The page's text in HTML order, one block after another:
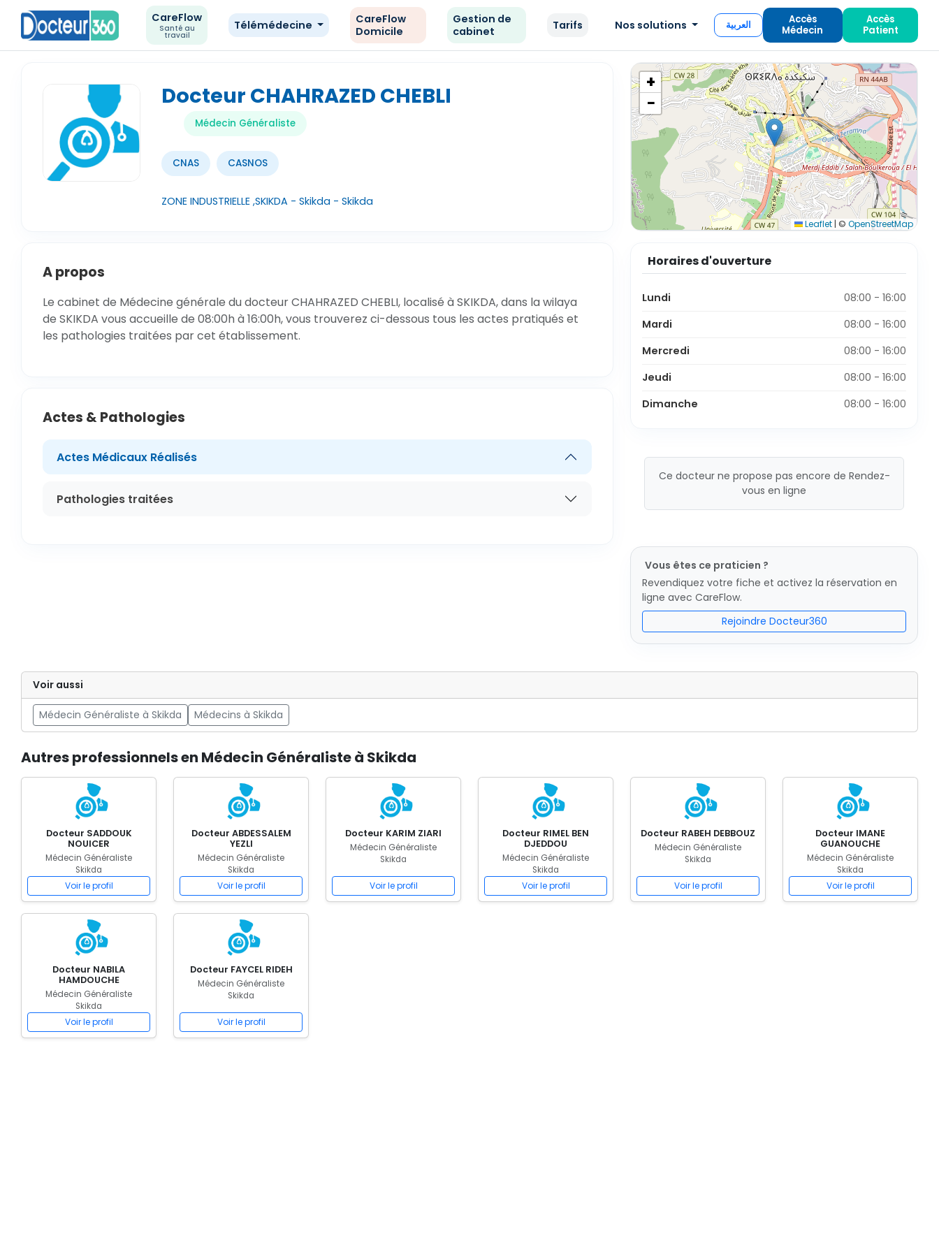
CareFlow
Santé au
travail
Télémédecine
CareFlow
Domicile
Gestion de
cabinet
Tarifs Nos solutions العربية
Accès
Médecin
Accès
Patient
Docteur CHAHRAZED CHEBLI
Médecin Généraliste
CNAS CASNOS
ZONE INDUSTRIELLE ,SKIKDA - Skikda - Skikda
+
−
Leaflet | © OpenStreetMap
A propos
Le cabinet de Médecine générale du docteur CHAHRAZED CHEBLI, localisé à SKIKDA, dans la wilaya
de SKIKDA vous accueille de 08:00h à 16:00h, vous trouverez ci-dessous tous les actes pratiqués et
les pathologies traitées par cet établissement.
Actes & Pathologies
Actes Médicaux Réalisés
Pathologies traitées
Horaires d'ouverture
Lundi
08:00 - 16:00
Mardi
08:00 - 16:00
Mercredi
08:00 - 16:00
Jeudi
08:00 - 16:00
Dimanche
08:00 - 16:00
Ce docteur ne propose pas encore de Rendez-
vous en ligne
Vous êtes ce praticien ?
Revendiquez votre fiche et activez la réservation en
ligne avec CareFlow.
Rejoindre Docteur360
Voir aussi
Médecin Généraliste à Skikda Médecins à Skikda
Autres professionnels en Médecin Généraliste à Skikda
Docteur SADDOUK
NOUICER
Médecin Généraliste
Skikda
Voir le profil
Docteur ABDESSALEM
YEZLI
Médecin Généraliste
Skikda
Voir le profil
Docteur KARIM ZIARI
Médecin Généraliste
Skikda
Voir le profil
Docteur RIMEL BEN
DJEDDOU
Médecin Généraliste
Skikda
Voir le profil
Docteur RABEH DEBBOUZ
Médecin Généraliste
Skikda
Voir le profil
Docteur IMANE
GUANOUCHE
Médecin Généraliste
Skikda
Voir le profil
Docteur NABILA
HAMDOUCHE
Médecin Généraliste
Skikda
Voir le profil
Docteur FAYCEL RIDEH
Médecin Généraliste
Skikda
Voir le profil